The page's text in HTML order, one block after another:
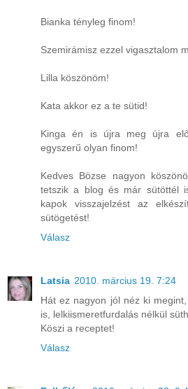
Bianka tényleg finom!
Szemirámisz ezzel vigasztalom
Lilla köszönöm!
Kata akkor ez a te sütid!
Kinga én is újra meg újra
egyszerű olyan finom!
Kedves Bözse nagyon
tetszik a blog és már sütöttél
kapok visszajelzést az
sütögetést!
Válasz
Latsia 2010. március 19. 7:24
Hát ez nagyon jól néz ki
is, lelkiismeretfurdalás nélkül
Köszi a receptet!
Válasz